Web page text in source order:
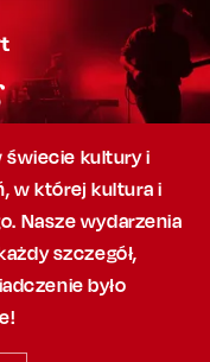
świecie kultury i
w której kultura i
Nasze wydarzenia
szczegół,
było